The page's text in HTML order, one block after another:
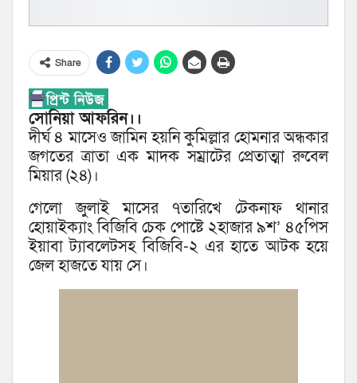
Share
সোনিয়া আফরিন।।
দীর্ঘ ৪ মাসেও জামিন হয়নি কুমিল্লার হোমনার অন্ধকার
জগতের ত্রাতা এক মাদক সম্রাটের প্রেতাত্মা রুবেল
মিয়ার (২৪)।
গেলো জুলাই মাসের ৭তারিখে টেকনাফ থানার
হোয়াইক্যাং বিজিবি চেক পোষ্টে ২হাজার ৯শ’ ৪৫পিস
ইয়াবা ট্যাবলেটসহ বিজিবি-২ এর হাতে আটক হয়ে
জেল হাজতে যায় সে।